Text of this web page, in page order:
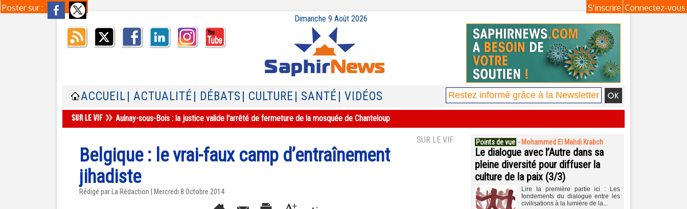
Poster sur : Connectez-vous
S'inscrire
Dimanche 9 Août 2026
ACCUEIL | ACTUALITÉ | DÉBATS | CULTURE | SANTÉ | VIDÉOS
Aulnay-sous-Bois : la justice valide l'arrêté de fermeture de la mosquée de Chanteloup
SUR LE VIF
Belgique : le vrai-faux camp d’entraînement
jihadiste
Rédigé par La Rédaction | Mercredi 8 Octobre 2014
Points de vue - Mohammed El Mahdi Krabch
Le dialogue avec l’Autre dans sa
pleine diversité pour diffuser la
culture de la paix (3/3)
Lire la première partie ici : Les
fondements du dialogue entre les
civilisations à la lumière de la...